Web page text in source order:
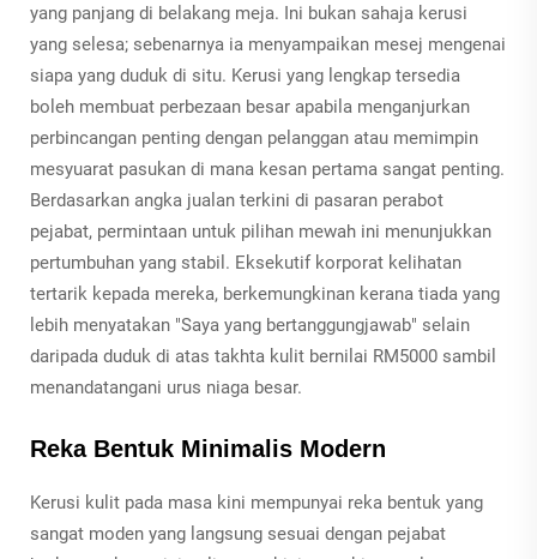
yang panjang di belakang meja. Ini bukan sahaja kerusi
yang selesa; sebenarnya ia menyampaikan mesej mengenai
siapa yang duduk di situ. Kerusi yang lengkap tersedia
boleh membuat perbezaan besar apabila menganjurkan
perbincangan penting dengan pelanggan atau memimpin
mesyuarat pasukan di mana kesan pertama sangat penting.
Berdasarkan angka jualan terkini di pasaran perabot
pejabat, permintaan untuk pilihan mewah ini menunjukkan
pertumbuhan yang stabil. Eksekutif korporat kelihatan
tertarik kepada mereka, berkemungkinan kerana tiada yang
lebih menyatakan "Saya yang bertanggungjawab" selain
daripada duduk di atas takhta kulit bernilai RM5000 sambil
menandatangani urus niaga besar.
Reka Bentuk Minimalis Modern
Kerusi kulit pada masa kini mempunyai reka bentuk yang
sangat moden yang langsung sesuai dengan pejabat